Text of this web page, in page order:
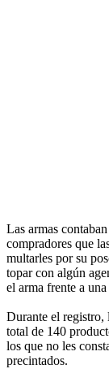
Las armas
compradores que
multarles por su
topar con algún
el arma frente a
Durante el registro,
total de 140
los que no les
precintados.